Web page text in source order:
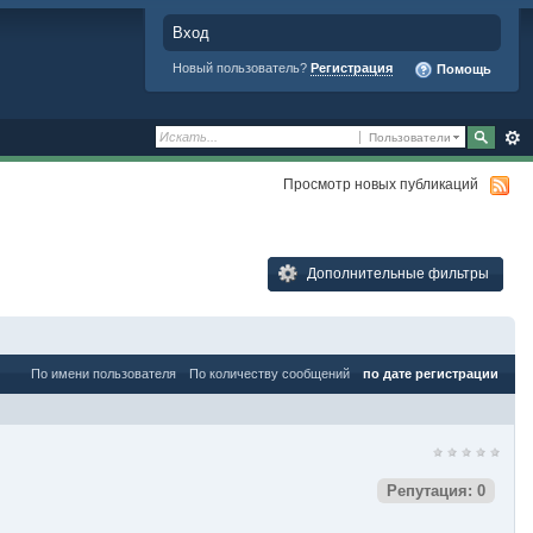
Вход
Новый пользователь? Регистрация Помощь
Пользователи
Просмотр новых публикаций
Дополнительные фильтры
По имени пользователя По количеству сообщений по дате регистрации
Репутация: 0